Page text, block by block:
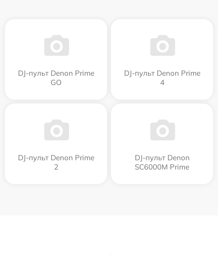
DJ-пульт Denon Prime
GO
DJ-пульт Denon Prime
4
DJ-пульт Denon Prime
2
DJ-пульт Denon
SC6000M Prime